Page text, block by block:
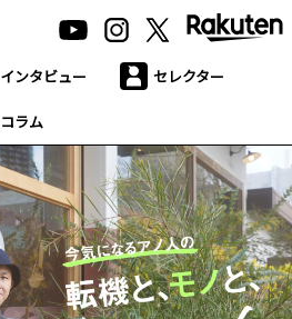
インタビュー セレクター
コラム